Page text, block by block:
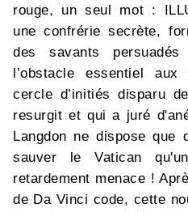
rouge, un seul mot :
une confrérie secrète,
des savants
l’obstacle essentiel
cercle d’initiés disparu
resurgit et qui a juré
Langdon ne dispose que
sauver le Vatican
retardement menace !
de Da Vinci code, cette